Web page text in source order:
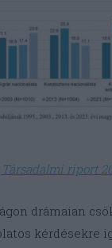
Társadalmi riport
drámaian
kérdésekre